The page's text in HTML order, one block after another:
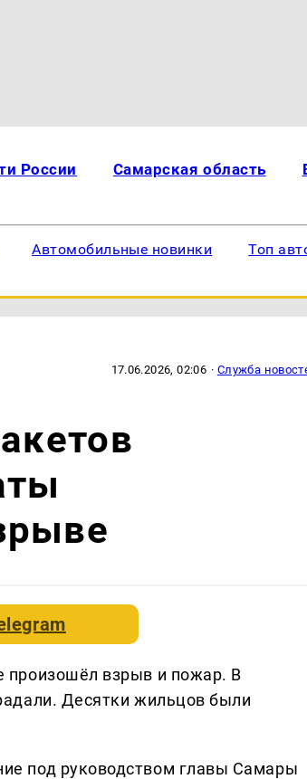
России Самарская область
Автомобильные новинки Топ
17.06.2026, 02:06 · Служба
произошёл взрыв и пожар. В
Десятки жильцов были
под руководством главы Самары